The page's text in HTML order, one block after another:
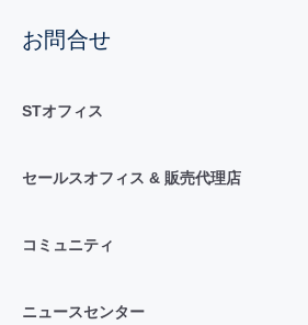
お問合せ
STオフィス
セールスオフィス & 販売代理店
コミュニティ
ニュースセンター